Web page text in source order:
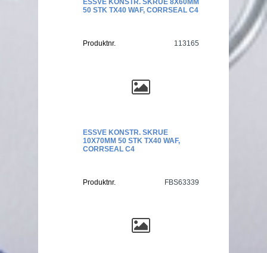
50 STK TX40 WAF, CORRSEAL C4
Produktnr. 113165
ESSVE KONSTR. SKRUE
10X70MM 50 STK TX40 WAF,
CORRSEAL C4
Produktnr. FBS63339